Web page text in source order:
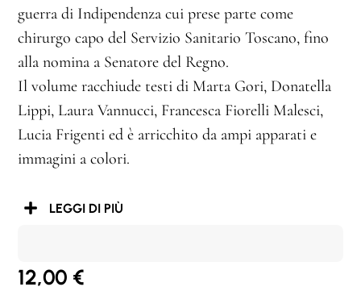
guerra di Indipendenza cui prese parte come
chirurgo capo del Servizio Sanitario Toscano, fino
alla nomina a Senatore del Regno.
Il volume racchiude testi di Marta Gori, Donatella
Lippi, Laura Vannucci, Francesca Fiorelli Malesci,
Lucia Frigenti ed è arricchito da ampi apparati e
immagini a colori.
LEGGI DI PIÙ
12,00 €